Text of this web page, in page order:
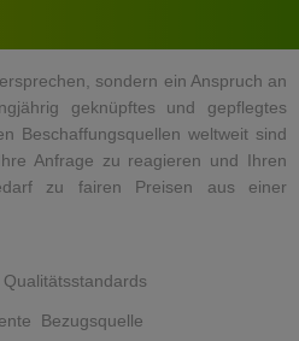
sondern ein Anspruch an
geknüpftes und gepflegtes
Beschaffungsquellen weltweit sind
Anfrage zu reagieren und Ihren
zu fairen Preisen aus einer
Qualitätsstandards
Bezugsquelle